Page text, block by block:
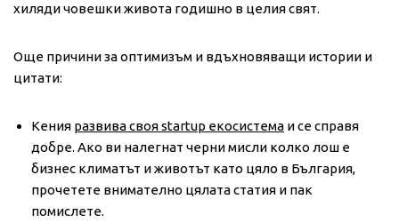
хиляди човешки живота годишно в целия свят.
Още причини за оптимизъм и вдъхновяващи истории и
цитати:
Кения развива своя startup екосистема и се справя
добре. Ако ви налегнат черни мисли колко лош е
бизнес климатът и животът като цяло в България,
прочетете внимателно цялата статия и пак
помислете.